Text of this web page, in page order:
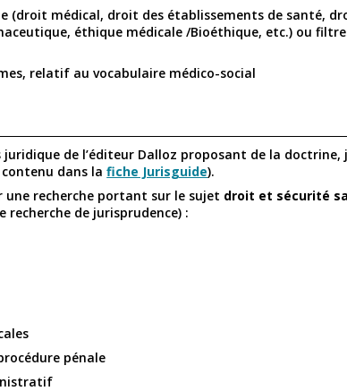
(droit médical, droit des établissements de santé,
éthique médicale /Bioéthique, etc.) ou
relatif au vocabulaire médico-social
juridique de l’éditeur Dalloz proposant de la doctrine,
dans lafiche Jurisguide).
une recherche portant sur le sujet droit et sécurité
de jurisprudence) :
pénale